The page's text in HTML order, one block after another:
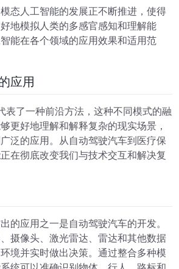
态人工智能的发展正不断推进，使得
地模拟人类的多感官感知和理解能
能在各个领域的应用效果和适用范
应用
表了一种前沿方法，这种不同模式的融
更好地理解和解释复杂的现实场景，
泛的应用。从自动驾驶汽车到医疗保
在彻底改变我们与技术交互和解决复
的应用之一是自动驾驶汽车的开发。
摄像头、激光雷达、雷达和其他数据
境并实时做出决策。通过整合多种模